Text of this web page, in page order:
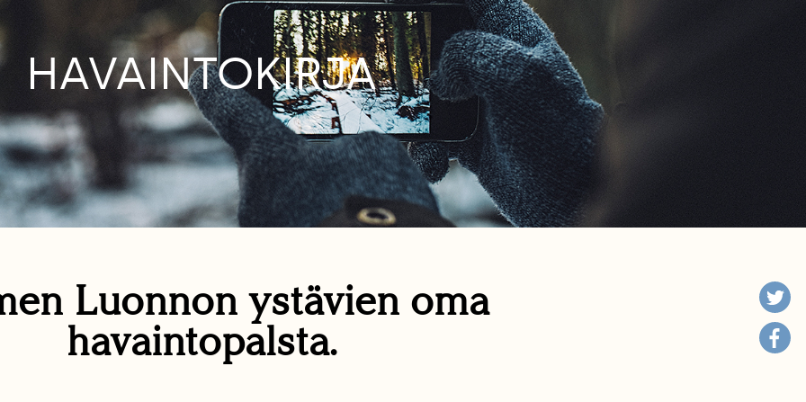
HAVAINTOKIRJA
Luonnon ystävien oma
havaintopalsta.